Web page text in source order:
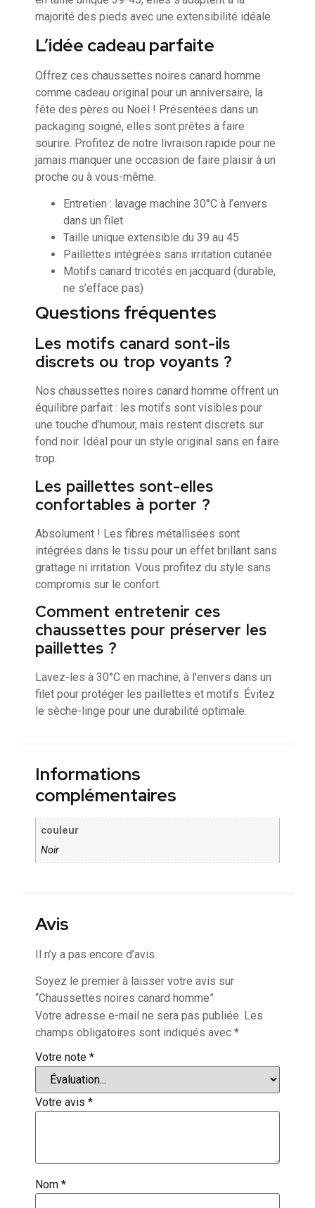
majorité des pieds avec une extensibilité idéale.
L’idée cadeau parfaite
Offrez ces chaussettes noires canard homme
comme cadeau original pour un anniversaire, la
fête des pères ou Noël ! Présentées dans un
packaging soigné, elles sont prêtes à faire
sourire. Profitez de notre livraison rapide pour ne
jamais manquer une occasion de faire plaisir à un
proche ou à vous-même.
Entretien : lavage machine 30°C à l’envers
dans un filet
Taille unique extensible du 39 au 45
Paillettes intégrées sans irritation cutanée
Motifs canard tricotés en jacquard (durable,
ne s’efface pas)
Questions fréquentes
Les motifs canard sont-ils
discrets ou trop voyants ?
Nos chaussettes noires canard homme offrent un
équilibre parfait : les motifs sont visibles pour
une touche d’humour, mais restent discrets sur
fond noir. Idéal pour un style original sans en faire
trop.
Les paillettes sont-elles
confortables à porter ?
Absolument ! Les fibres métallisées sont
intégrées dans le tissu pour un effet brillant sans
grattage ni irritation. Vous profitez du style sans
compromis sur le confort.
Comment entretenir ces
chaussettes pour préserver les
paillettes ?
Lavez-les à 30°C en machine, à l’envers dans un
filet pour protéger les paillettes et motifs. Évitez
le sèche-linge pour une durabilité optimale.
Informations
complémentaires
couleur
Noir
Avis
Il n’y a pas encore d’avis.
Soyez le premier à laisser votre avis sur
“Chaussettes noires canard homme”
Votre adresse e-mail ne sera pas publiée. Les
champs obligatoires sont indiqués avec *
Votre note *
Votre avis *
Nom *